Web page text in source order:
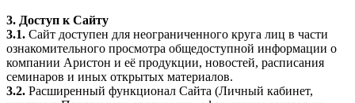
3. Доступ к Сайту
3.1. Сайт доступен для неограниченного круга лиц в части
ознакомительного просмотра общедоступной информации о
компании Аристон и её продукции, новостей, расписания
семинаров и иных открытых материалов.
3.2. Расширенный функционал Сайта (Личный кабинет,